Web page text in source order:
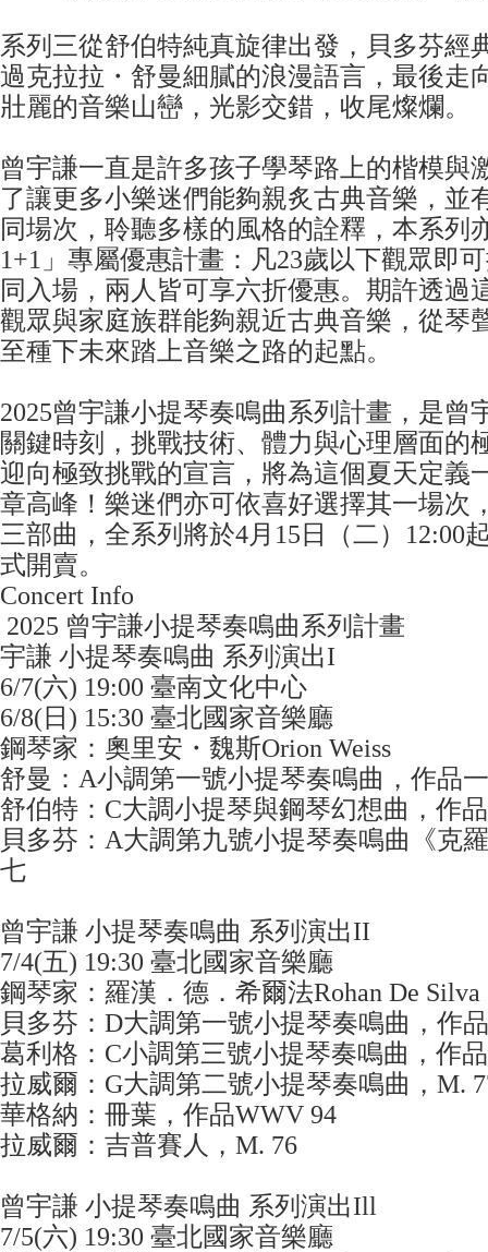
系列三從舒伯特純真旋律出發，貝多芬經
過克拉拉・舒曼細膩的浪漫語言，最後走
壯麗的音樂山巒，光影交錯，收尾燦爛。
曾宇謙一直是許多孩子學琴路上的楷模與
了讓更多小樂迷們能夠親炙古典音樂，並
同場次，聆聽多樣的風格的詮釋，本系列
1+1」專屬優惠計畫：凡23歲以下觀眾即
同入場，兩人皆可享六折優惠。期許透過
觀眾與家庭族群能夠親近古典音樂，從琴
至種下未來踏上音樂之路的起點。
2025曾宇謙小提琴奏鳴曲系列計畫，是曾
關鍵時刻，挑戰技術、體力與心理層面的
迎向極致挑戰的宣言，將為這個夏天定義
章高峰！樂迷們亦可依喜好選擇其一場次
三部曲，全系列將於4月15日（二）12:00
式開賣。
Concert Info
2025 曾宇謙小提琴奏鳴曲系列計畫
宇謙 小提琴奏鳴曲 系列演出I
​6/7(六) 19:00 臺南文化中心
6/8(日) 15:30 臺北國家音樂廳
​鋼琴家：奧里安・魏斯Orion Weiss
舒曼：A小調第一號小提琴奏鳴曲，作品
舒伯特：C大調小提琴與鋼琴幻想曲，作
貝多芬：A大調第九號小提琴奏鳴曲《克
七
曾宇謙 小提琴奏鳴曲 系列演出II
7/4(五) 19:30 臺北國家音樂廳
​鋼琴家：羅漢．德．希爾法Rohan De Silva
貝多芬：D大調第一號小提琴奏鳴曲，作
葛利格：C小調第三號小提琴奏鳴曲，作
拉威爾：G大調第二號小提琴奏鳴曲，M.
華格納：冊葉，作品WWV 94
拉威爾：吉普賽人，M. 76
曾宇謙 小提琴奏鳴曲 系列演出Ill
7/5(六) 19:30 臺北國家音樂廳